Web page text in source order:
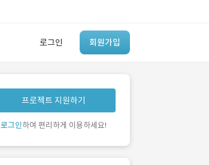
로그인 회원가입
유사사례 검색 AI
‘이런 거’ 만들어본
개발 회사 있어?
프로젝트 지원하기
로그인하여 편리하게 이용하세요!